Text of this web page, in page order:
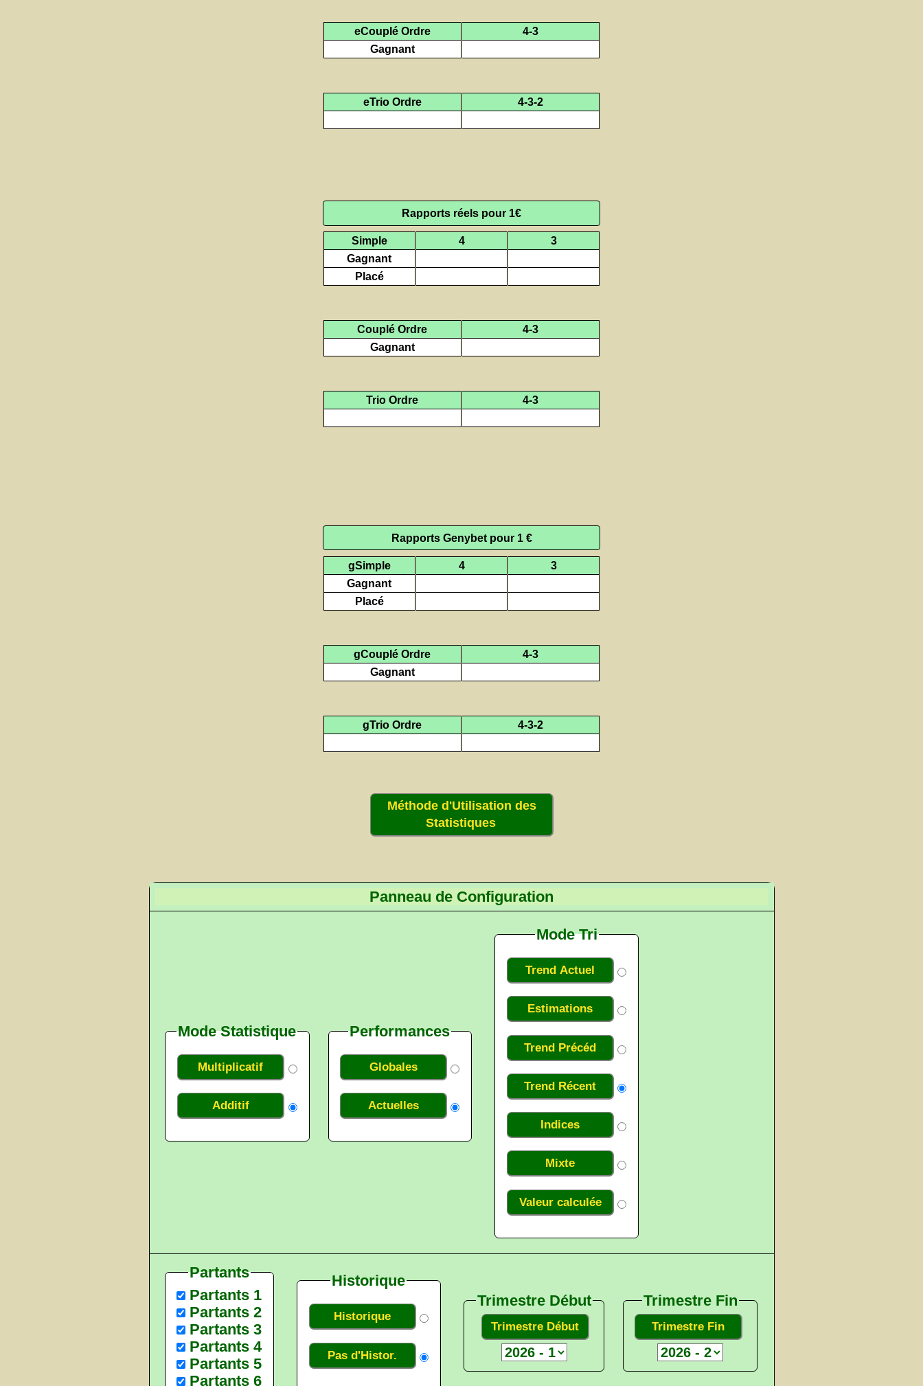
eCouplé Ordre
4-3
Gagnant
eTrio Ordre 4-3-2
Rapports réels pour 1€
Simple 4
3
Gagnant
Placé
Couplé Ordre
4-3
Gagnant
Trio Ordre 4-3
Rapports Genybet pour 1 €
gSimple 4
3
Gagnant
Placé
gCouplé Ordre
4-3
Gagnant
gTrio Ordre 4-3-2
Méthode d'Utilisation des
Statistiques
Panneau de Configuration
Mode Statistique
Multiplicatif
Additif
Performances
Globales
Actuelles
Mode Tri
Trend Actuel
Estimations
Trend Précéd
Trend Récent
Indices
Mixte
Valeur calculée
Partants
Partants 1
Partants 2
Partants 3
Partants 4
Partants 5
Partants 6
Historique
Historique
Pas d'Histor.
Trimestre Début
Trimestre Début
Trimestre Fin
Trimestre Fin